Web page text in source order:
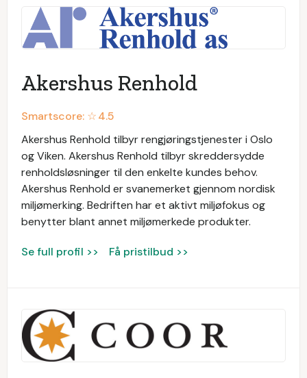
Akershus Renhold
Smartscore: ☆4.5
Akershus Renhold tilbyr rengjøringstjenester i Oslo
og Viken. Akershus Renhold tilbyr skreddersydde
renholdsløsninger til den enkelte kundes behov.
Akershus Renhold er svanemerket gjennom nordisk
miljømerking. Bedriften har et aktivt miljøfokus og
benytter blant annet miljømerkede produkter.
Se full profil >> Få pristilbud >>